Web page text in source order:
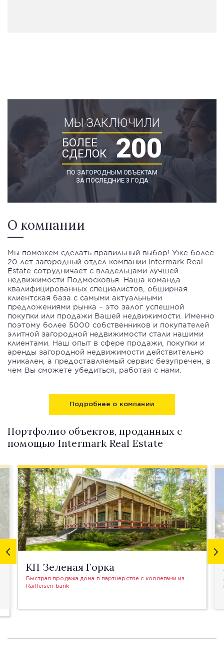
О компании
Мы поможем сделать правильный выбор! Уже более
20 лет загородный отдел компании Intermark Real
Estate сотрудничает с владельцами лучшей
недвижимости Подмосковья. Наша команда
квалифицированных специалистов, обширная
клиентская база с самыми актуальными
предложениями рынка – это залог успешной
покупки или продажи Вашей недвижимости. Именно
поэтому более 5000 собственников и покупателей
элитной загородной недвижимости стали нашими
клиентами. Наш опыт в сфере продажи, покупки и
аренды загородной недвижимости действительно
уникален, а предоставляемый сервис безупречен, в
чем Вы сможете убедиться, работая с нами.
МЫ ЗАКЛЮЧИЛИ
БОЛЕЕ
СДЕЛОК
200
ПО ЗАГОРОДНЫМ ОБЪЕКТАМ
ЗА ПОСЛЕДНИЕ 3 ГОДА
Подробнее о компании
Портфолио объектов, проданных с
помощью Intermark Real Estate
КП Зеленая Горка
Быстрая продажа дома в партнерстве с коллегами из
Raiffeisen bank